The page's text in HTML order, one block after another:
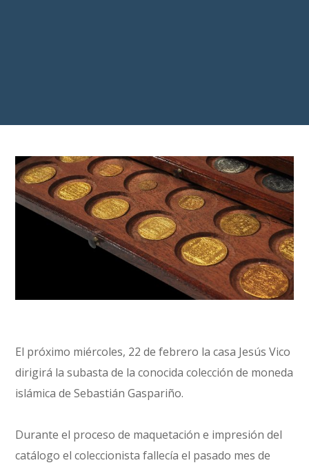
El próximo miércoles, 22 de febrero la casa Jesús Vico
dirigirá la subasta de la conocida colección de moneda
islámica de Sebastián Gaspariño.
Durante el proceso de maquetación e impresión del
catálogo el coleccionista fallecía el pasado mes de